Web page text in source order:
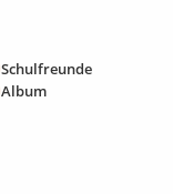
Schulfreunde
Album